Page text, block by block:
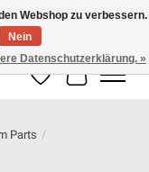
Wunschzettel
Ihr
Parts /
Webshop zu verbessern.
Nein
Datenschutzerklärung. »